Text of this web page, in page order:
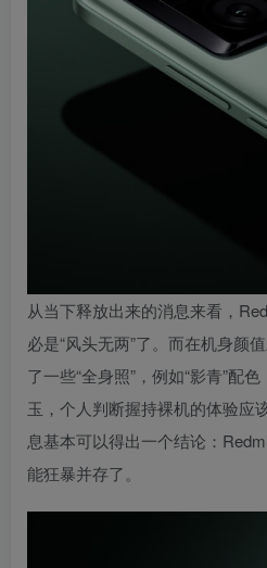
从当下释放出来的消息来看，
必是“风头无两”了。而在机身颜
了一些“全身照”，例如“影青”配
玉，个人判断握持裸机的体验应
息基本可以得出一个结论：
能狂暴并存了。